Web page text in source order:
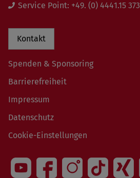
Service Point: +49. (0) 4441.15 373
Kontakt
Spenden & Sponsoring
Barrierefreiheit
Impressum
Datenschutz
Cookie-Einstellungen